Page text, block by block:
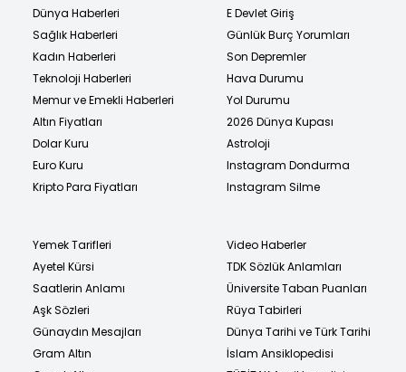
Dünya Haberleri
Sağlık Haberleri
Kadın Haberleri
Teknoloji Haberleri
Memur ve Emekli Haberleri
Altın Fiyatları
Dolar Kuru
Euro Kuru
Kripto Para Fiyatları
E Devlet Giriş
Günlük Burç Yorumları
Son Depremler
Hava Durumu
Yol Durumu
2026 Dünya Kupası
Astroloji
Instagram Dondurma
Instagram Silme
Yemek Tarifleri
Ayetel Kürsi
Saatlerin Anlamı
Aşk Sözleri
Günaydın Mesajları
Gram Altın
Video Haberler
TDK Sözlük Anlamları
Üniversite Taban Puanları
Rüya Tabirleri
Dünya Tarihi ve Türk Tarihi
İslam Ansiklopedisi